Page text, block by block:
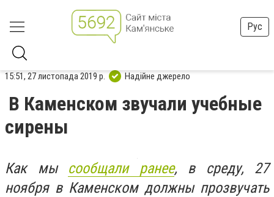
Рус
15:51, 27 листопада 2019 р. Надійне джерело
В Каменском звучали учебные
сирены
Как мы сообщали ранее, в среду, 27
ноября в Каменском должны прозвучать